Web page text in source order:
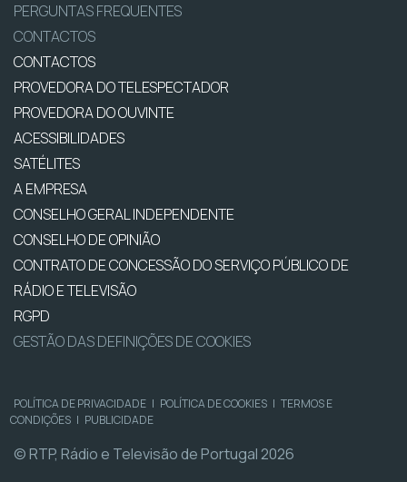
PERGUNTAS FREQUENTES
CONTACTOS
CONTACTOS
PROVEDORA DO TELESPECTADOR
PROVEDORA DO OUVINTE
ACESSIBILIDADES
SATÉLITES
A EMPRESA
CONSELHO GERAL INDEPENDENTE
CONSELHO DE OPINIÃO
CONTRATO DE CONCESSÃO DO SERVIÇO PÚBLICO DE
RÁDIO E TELEVISÃO
RGPD
GESTÃO DAS DEFINIÇÕES DE COOKIES
POLÍTICA DE PRIVACIDADE | POLÍTICA DE COOKIES | TERMOS E
CONDIÇÕES | PUBLICIDADE
© RTP, Rádio e Televisão de Portugal 2026